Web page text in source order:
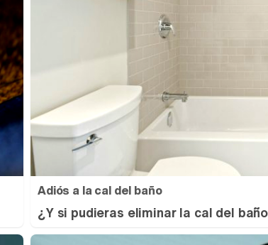
Adiós a la cal del baño
¿Y si pudieras eliminar la cal del